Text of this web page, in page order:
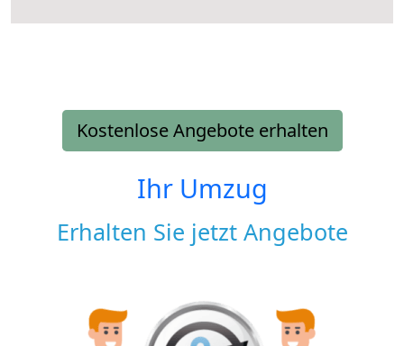
Kostenlose Angebote erhalten
Ihr Umzug
Erhalten Sie jetzt Angebote